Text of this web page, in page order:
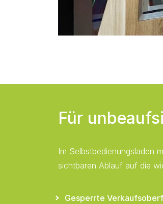
Für
Im Selbstbedienungsladen
sichtbaren Ablauf auf die
Gesperrte